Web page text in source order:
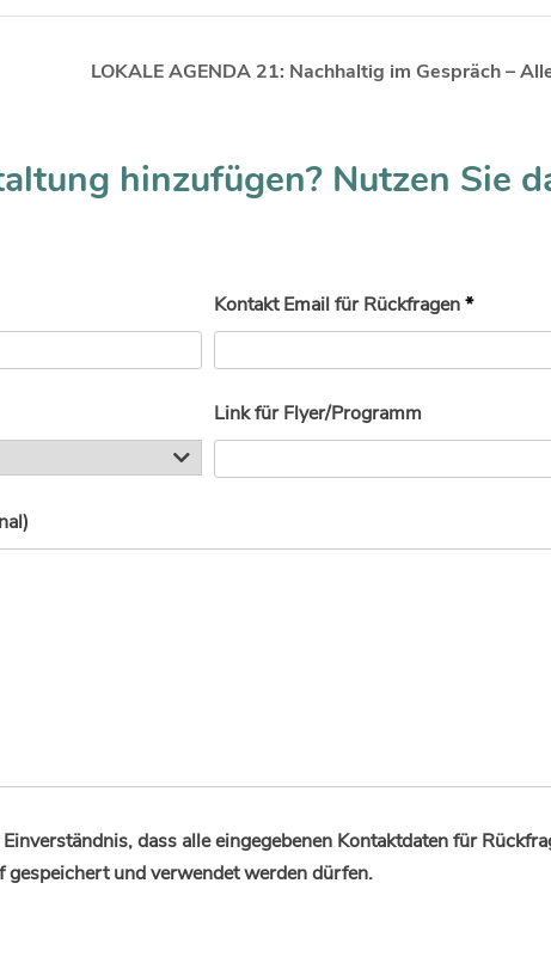
LOKALE AGENDA 21: Nachhaltig im Gespräch –
hinzufügen? Nutzen Sie
Kontakt Email für Rückfragen*
Link für Flyer/Programm
dass alle eingegebenen Kontaktdaten für
und verwendet werden dürfen.